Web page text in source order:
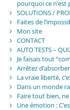
pourquoi ce n’est
SOLUTIONS /
Faites de
Mon site
CONTACT
AUTO TESTS –
Je faisais tout
Arrêtez
La vraie liberté,
Dans un monde
Faire tout bien,
Une émotion :